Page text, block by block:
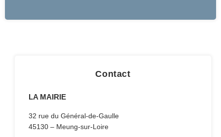
Contact
LA MAIRIE
32 rue du Général-de-Gaulle
45130 – Meung-sur-Loire